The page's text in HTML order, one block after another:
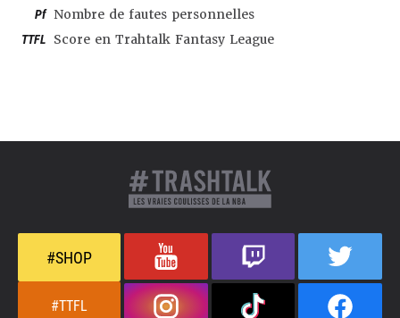
Pf Nombre de fautes personnelles
TTFL Score en Trahtalk Fantasy League
#SHOP
#TTFL